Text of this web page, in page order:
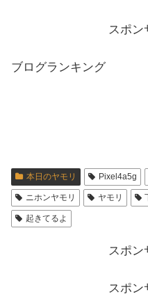
スポン
ブログランキング
本日のヤモリ Pixel4a5g
ニホンヤモリ ヤモリ
起きてるよ
スポン
スポン